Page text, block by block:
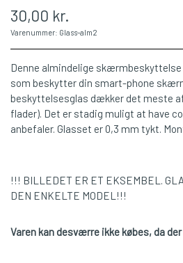
30,00 kr.
Varenummer: Glass-alm2
Denne almindelige
som beskytter din smart-phone
beskyttelsesglas dækker det meste
flader). Det er stadig muligt at have
anbefaler. Glasset er 0,3 mm tykt.
!!! BILLEDET ER ET EKSEMBEL.
DEN ENKELTE MODEL!!!
Varen kan desværre ikke købes, da